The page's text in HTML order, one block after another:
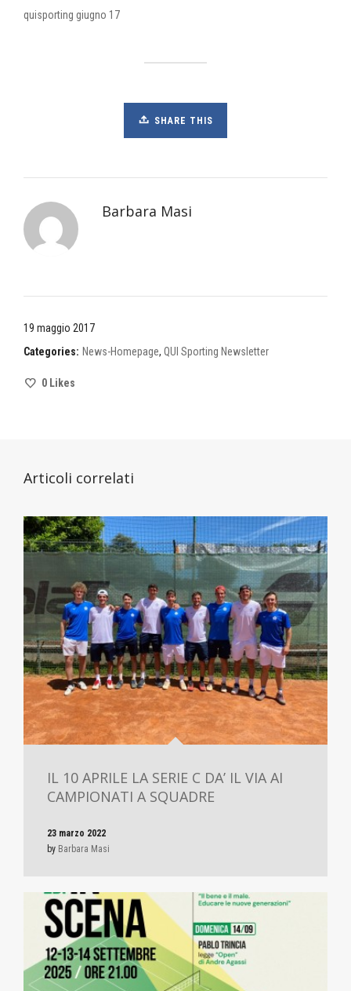
quisporting giugno 17
SHARE THIS
Barbara Masi
19 maggio 2017
Categories: News-Homepage, QUI Sporting Newsletter
0 Likes
Articoli correlati
IL 10 APRILE LA SERIE C DA’ IL VIA AI
CAMPIONATI A SQUADRE
23 marzo 2022
by Barbara Masi